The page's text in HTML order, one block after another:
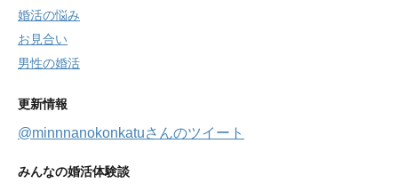
婚活の悩み
お見合い
男性の婚活
更新情報
@minnnanokonkatuさんのツイート
みんなの婚活体験談